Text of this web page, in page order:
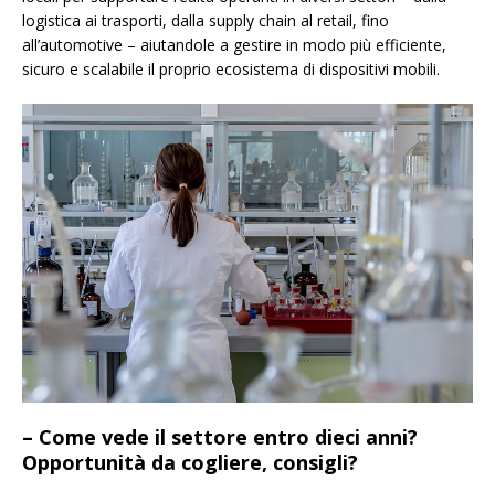
logistica ai trasporti, dalla supply chain al retail, fino
all’automotive – aiutandole a gestire in modo più efficiente,
sicuro e scalabile il proprio ecosistema di dispositivi mobili.
– Come vede il settore entro dieci anni?
Opportunità da cogliere, consigli?